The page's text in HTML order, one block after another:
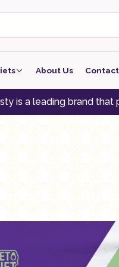
carb
protein
About Us
brand that provides